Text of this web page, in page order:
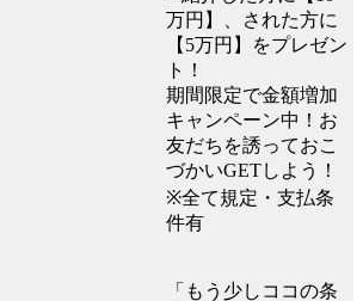
万円】、された方に
【5万円】をプレゼン
ト！
期間限定で金額増加
キャンペーン中！お
友だちを誘っておこ
づかいGETしよう！
※全て規定・支払条
件有
「もう少しココの条